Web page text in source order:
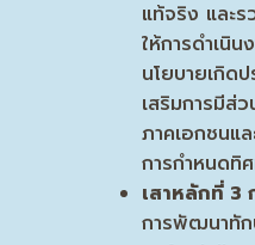
แท้จริง และ
ให้การดำเนิน
นโยบายเกิด
เสริมการมีส่
ภาคเอกชนแ
การกำหนดทิ
เสาหลักที่ 3
การพัฒนาทัก